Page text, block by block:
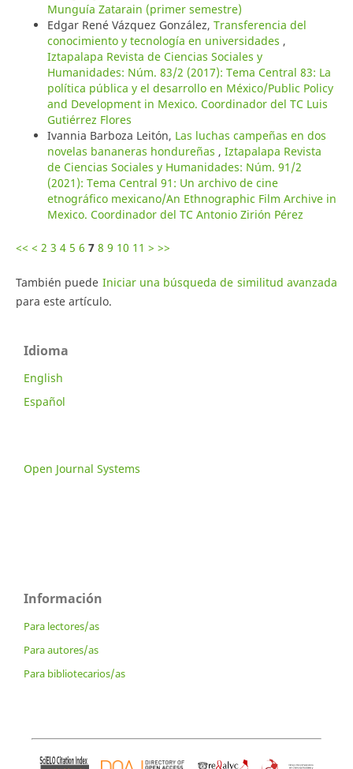
Munguía Zatarain (primer semestre)
Edgar René Vázquez González, Transferencia del
conocimiento y tecnología en universidades ,
Iztapalapa Revista de Ciencias Sociales y
Humanidades: Núm. 83/2 (2017): Tema Central 83: La
política pública y el desarrollo en México/Public Policy
and Development in Mexico. Coordinador del TC Luis
Gutiérrez Flores
Ivannia Barboza Leitón, Las luchas campeñas en dos
novelas bananeras hondureñas , Iztapalapa Revista
de Ciencias Sociales y Humanidades: Núm. 91/2
(2021): Tema Central 91: Un archivo de cine
etnográfico mexicano/An Ethnographic Film Archive in
Mexico. Coordinador del TC Antonio Zirión Pérez
<< < 2 3 4 5 6 7 8 9 10 11 > >>
También puede Iniciar una búsqueda de similitud avanzada
para este artículo.
Idioma
English
Español
Open Journal Systems
Información
Para lectores/as
Para autores/as
Para bibliotecarios/as